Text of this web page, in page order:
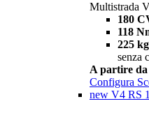
Multistrada
180
118
225 kg
senza
A partire da
Configura
new V4 RS